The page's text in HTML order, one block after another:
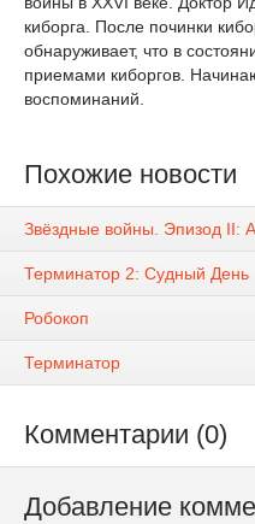
киборга. После починки
обнаруживает, что в
приемами киборгов.
воспоминаний.
Похожие новости
Звёздные войны. Эпизод II:
Терминатор 2: Судный День
Робокоп
Терминатор
Комментарии (0)
Добавление